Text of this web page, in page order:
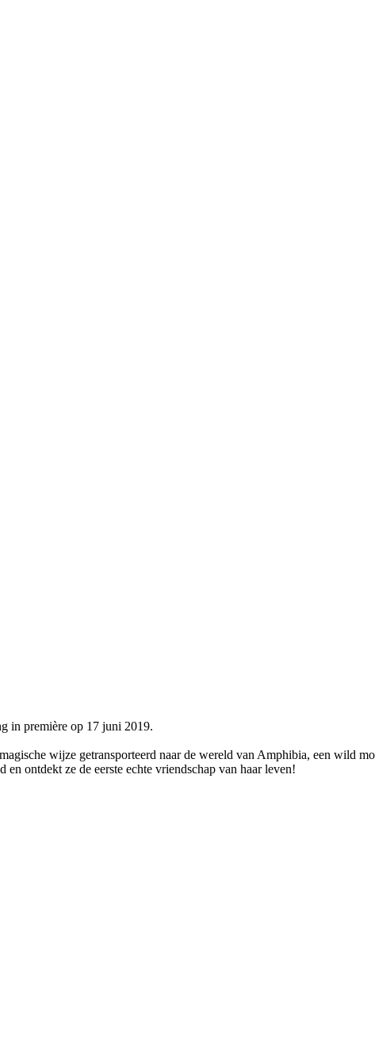
in première op 17 juni 2019.
wijze getransporteerd naar de wereld van Amphibia, een wild
ontdekt ze de eerste echte vriendschap van haar leven!